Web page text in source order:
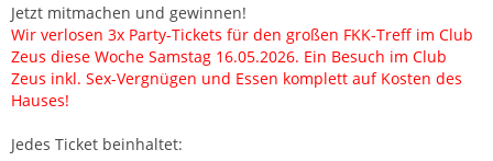
Jetzt mitmachen und gewinnen!
Wir verlosen 3x Party-Tickets für den großen FKK-Treff im Club
Zeus diese Woche Samstag 16.05.2026. Ein Besuch im Club
Zeus inkl. Sex-Vergnügen und Essen komplett auf Kosten des
Hauses!
Jedes Ticket beinhaltet: